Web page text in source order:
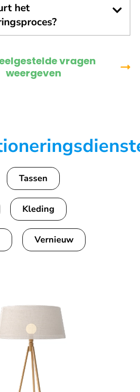
het
vragen
weergeven
Tassen
Kleding
Vernieuw